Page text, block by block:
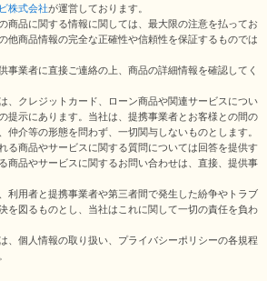
株式会社が運営しております。
商品に関する情報に関しては、最大限の注意を払ってお
他商品情報の完全な正確性や信頼性を保証するものでは
事業者に直接ご連絡の上、商品の詳細情報を確認してく
、クレジットカード、ローン商品や関連サービスについ
提示にあります。当社は、提携事業者とお客様との間の
仲介等の形態を問わず、一切関与しないものとします。
る商品やサービスに関する質問については回答を提供す
商品やサービスに関するお問い合わせは、直接、提供事
利用者と提携事業者や第三者間で発生した紛争やトラブ
を図るものとし、当社はこれに関して一切の責任を負わ
、個人情報の取り扱い、プライバシーポリシーの各規程